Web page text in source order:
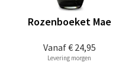
Vanaf€ 24,95
Rozenboeket Mae
Levering morgen